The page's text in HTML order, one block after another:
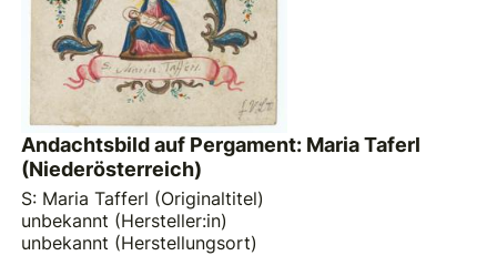
Andachtsbild auf Pergament: Maria Taferl
(Niederösterreich)
S: Maria Tafferl (Originaltitel)
unbekannt (Hersteller:in)
unbekannt (Herstellungsort)